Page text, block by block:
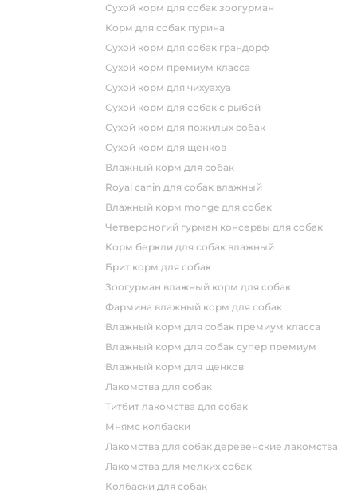
сухой корм для собак зоогурман
корм для собак пурина
сухой корм для собак грандорф
сухой корм премиум класса
сухой корм для чихуахуа
сухой корм для собак с рыбой
сухой корм для пожилых собак
сухой корм для щенков
влажный корм для собак
royal canin для собак влажный
влажный корм monge для собак
четвероногий гурман консервы для собак
корм беркли для собак влажный
брит корм для собак
зоогурман влажный корм для собак
фармина влажный корм для собак
влажный корм для собак премиум класса
влажный корм для собак супер премиум
влажный корм для щенков
лакомства для собак
титбит лакомства для собак
мнямс колбаски
лакомства для собак деревенские лакомства
лакомства для мелких собак
колбаски для собак